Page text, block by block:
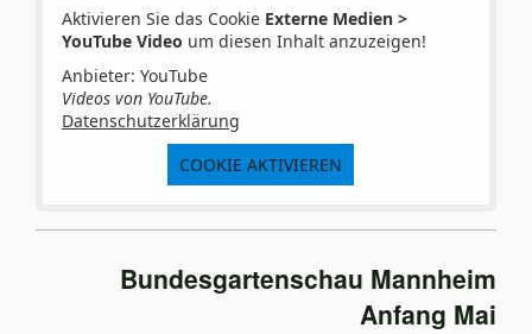
Aktivieren Sie das Cookie Externe Medien >
YouTube Video um diesen Inhalt anzuzeigen!
Anbieter: YouTube
Videos von YouTube.
Datenschutzerklärung
COOKIE AKTIVIEREN
Bundesgartenschau Mannheim
Anfang Mai